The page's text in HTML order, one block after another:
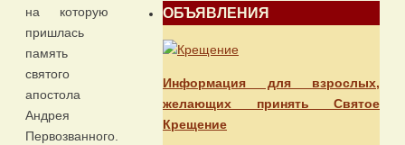
на которую
пришлась
память
святого
апостола
Андрея
Первозванного.
ОБЪЯВЛЕНИЯ
Информация для взрослых,
желающих принять Святое
Крещение